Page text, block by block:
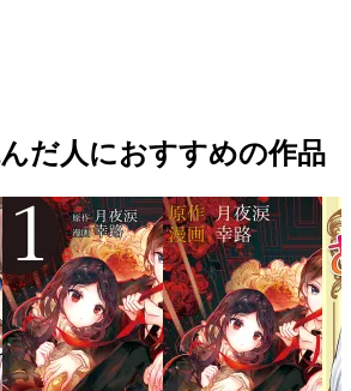
だ人におすすめの作品